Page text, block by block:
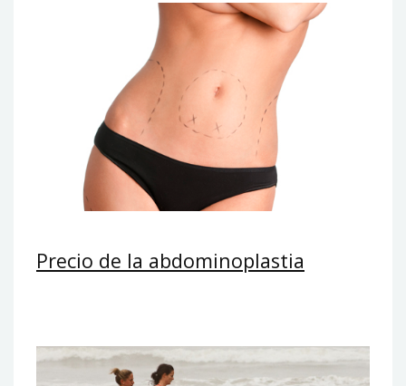
Precio de la abdominoplastia